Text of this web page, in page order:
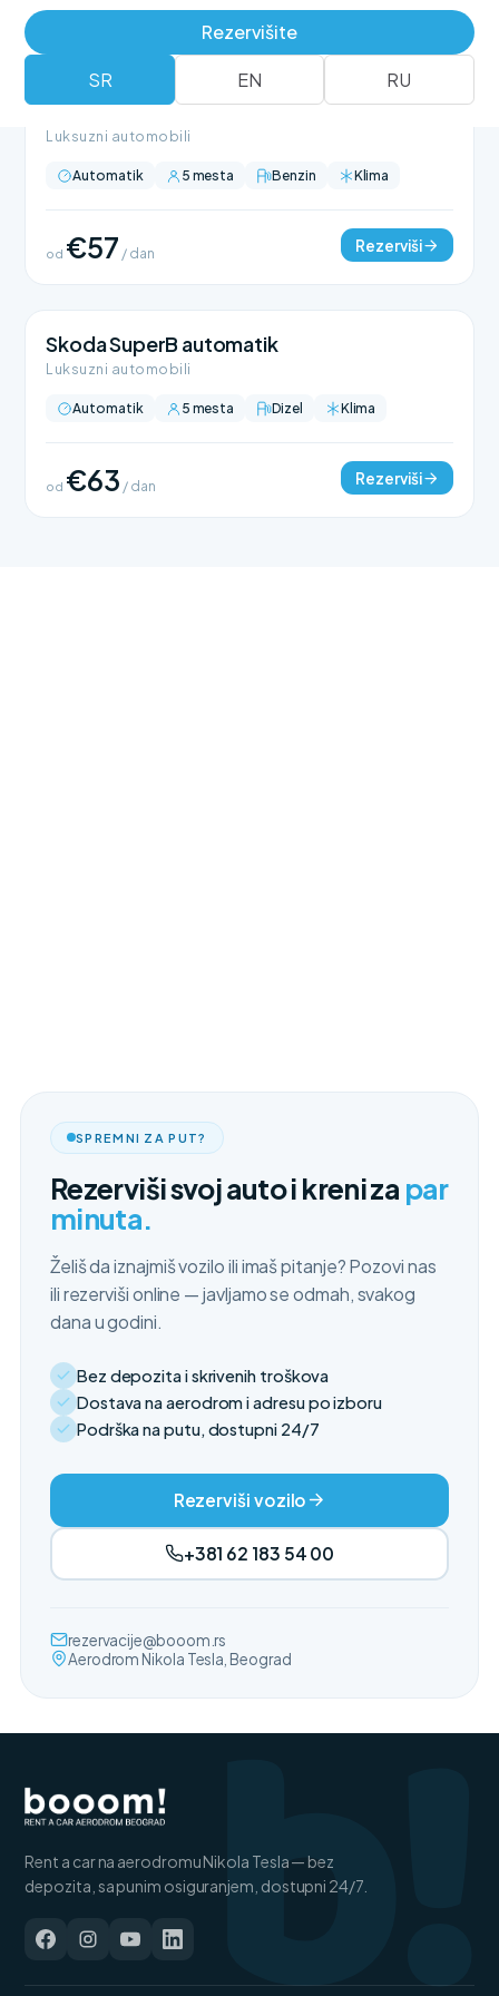
Rezervišite
SR EN RU
BMW 318 automatik
Luksuzni automobili
Automatik 5 mesta Benzin Klima
od €57 / dan Rezerviši
Skoda SuperB automatik
Luksuzni automobili
Automatik 5 mesta Dizel Klima
od €63 / dan Rezerviši
SPREMNI ZA PUT?
Rezerviši svoj auto i kreni za par
minuta.
Želiš da iznajmiš vozilo ili imaš pitanje? Pozovi nas
ili rezerviši online — javljamo se odmah, svakog
dana u godini.
Bez depozita i skrivenih troškova
Dostava na aerodrom i adresu po izboru
Podrška na putu, dostupni 24/7
Rezerviši vozilo
+381 62 183 54 00
rezervacije@booom.rs
Aerodrom Nikola Tesla, Beogradb!
Rent a car na aerodromu Nikola Tesla — bez
depozita, sa punim osiguranjem, dostupni 24/7.